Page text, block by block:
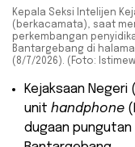
Kepala Seksi Intelijen
(berkacamata), saat
perkembangan
Bantargebang di
(8/7/2026). (Foto:
​Kejaksaan Negeri
unit handphone
dugaan pungutan